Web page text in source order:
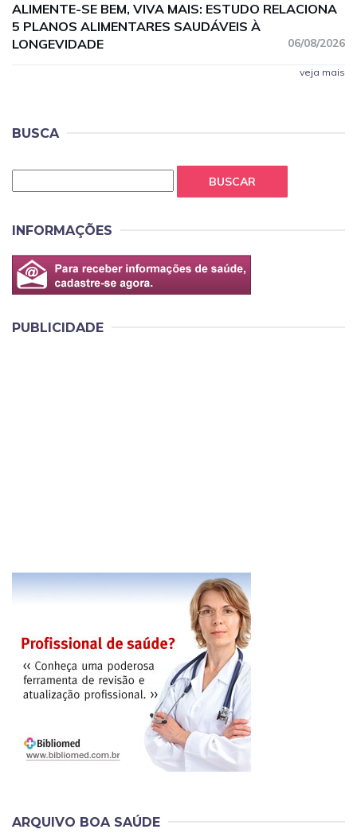
ALIMENTE-SE BEM, VIVA MAIS: ESTUDO RELACIONA
5 PLANOS ALIMENTARES SAUDÁVEIS À
LONGEVIDADE
06/08/2026
veja mais
BUSCA
BUSCAR
INFORMAÇÕES
PUBLICIDADE
ARQUIVO BOA SAÚDE